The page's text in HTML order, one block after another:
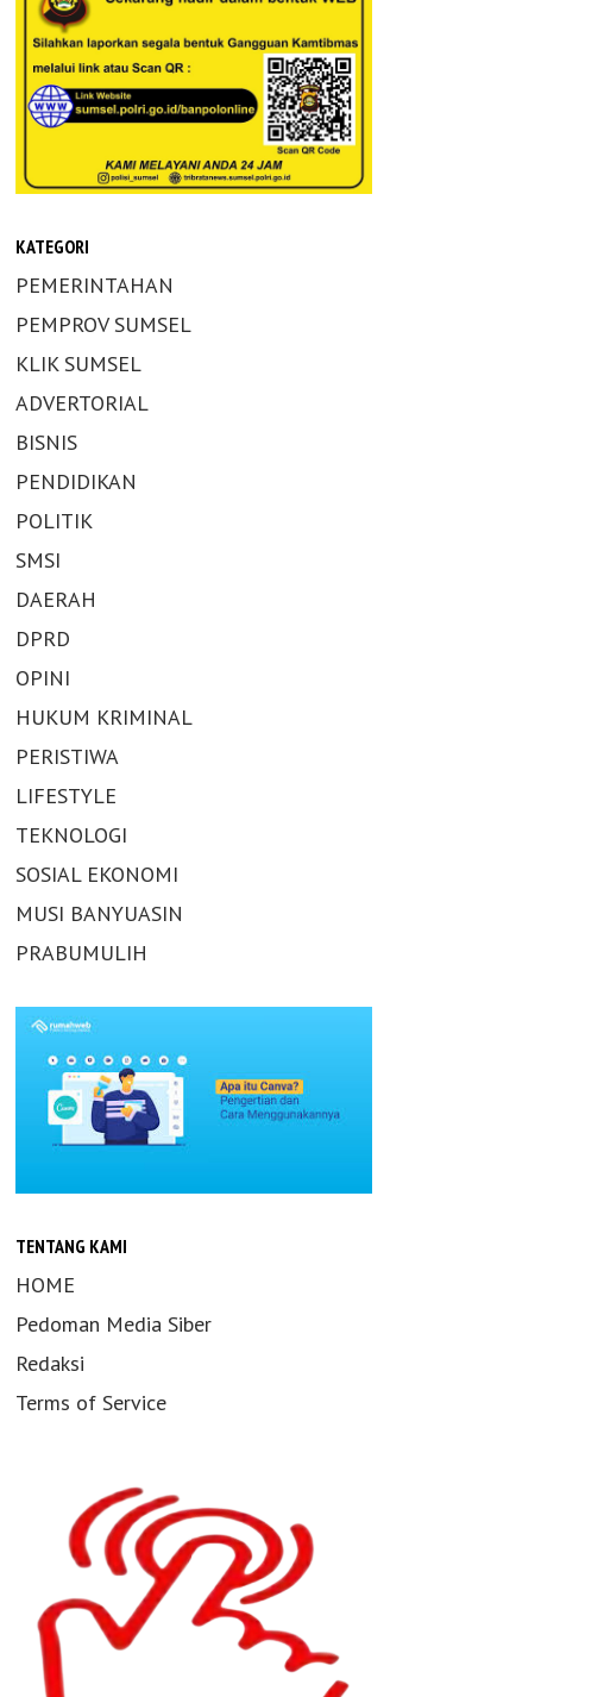
KATEGORI
PEMERINTAHAN
PEMPROV SUMSEL
KLIK SUMSEL
ADVERTORIAL
BISNIS
PENDIDIKAN
POLITIK
SMSI
DAERAH
DPRD
OPINI
HUKUM KRIMINAL
PERISTIWA
LIFESTYLE
TEKNOLOGI
SOSIAL EKONOMI
MUSI BANYUASIN
PRABUMULIH
TENTANG KAMI
HOME
Pedoman Media Siber
Redaksi
Terms of Service